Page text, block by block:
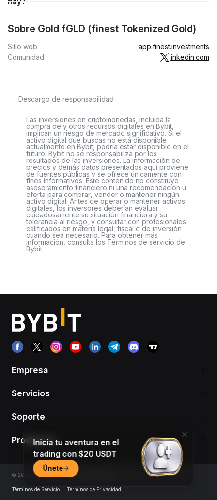
Sobre Gold fGLD (finest Tokenized Gold)
Sitio web
app.finest.investments
Comunidad
linkedin.com
Descargo de responsabilidad
Las inversiones en criptomonedas, incluida la
compra de y otros recursos digitales en Bybit,
implican un riesgo de mercado significativo. Si el
activo digital que buscas no está disponible
actualmente en Bybit, podría estar disponible en el
futuro. Bybit no se responsabiliza por los
resultados de las inversiones. La información de
precios y demás datos presentados aquí proviene
de fuentes públicas y se ofrece únicamente con
fines informativos. Este contenido no constituye
asesoramiento financiero ni una recomendación u
oferta para comprar, vender o mantener ningún
activo digital. Antes de operar o mantener activos
digitales, los inversores deberían evaluar
cuidadosamente su situación financiera y su
tolerancia al riesgo, y consultar con profesionales
calificados en materia legal, fiscal o de inversión
cuando sea necesario. Para obtener más
información, consulta los Términos de servicio de
Bybit.
Empresa
Servicios
Soporte
Productos
© 2018-2026 Bybit.com. All rights reserved.
Términos de Servicio Términos de Privacidad
Inicia tu aventura en el
trading con $20 USDT
Únete